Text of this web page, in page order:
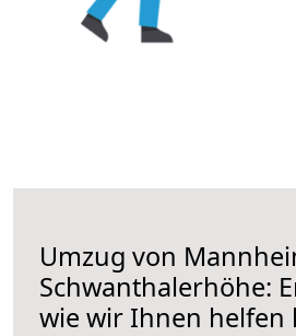
Umzug von
Schwanthalerhöhe:
wie wir Ihnen helfen